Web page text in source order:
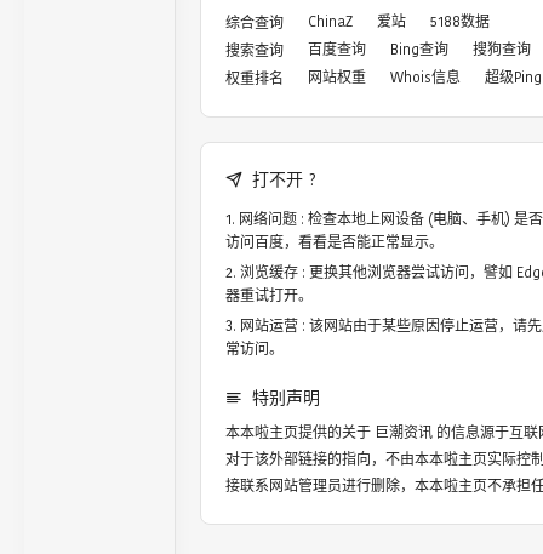
综合查询 ChinaZ 爱站
5188数据
搜索查询
百度查询 Bing查询
搜狗查询
权重排名
网站权重 Whois信息 超级Ping
打不开 ?
网络问题 : 检查本地上网设备 (电脑、手机) 是
访问百度，看看是否能正常显示。
浏览缓存 : 更换其他浏览器尝试访问，譬如
器重试打开。
网站运营 : 该网站由于某些原因停止运营，请
常访问。
特别声明
本本啦主页提供的关于 巨潮资讯的信息源于互联
对于该外部链接的指向，不由本本啦主页实际控
接联系网站管理员进行删除，本本啦主页不承担